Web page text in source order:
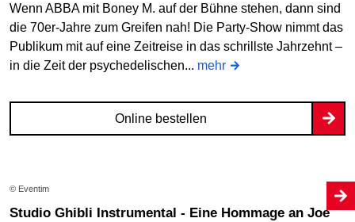
Wenn ABBA mit Boney M. auf der Bühne stehen, dann sind
die 70er-Jahre zum Greifen nah! Die Party-Show nimmt das
Publikum mit auf eine Zeitreise in das schrillste Jahrzehnt –
in die Zeit der psychedelischen... mehr
Online bestellen
© Eventim
Studio Ghibli Instrumental - Eine Hommage an Joe